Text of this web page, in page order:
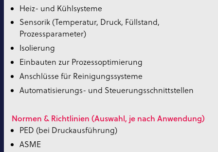
Heiz- und Kühlsysteme
Sensorik (Temperatur, Druck, Füllstand,
Prozessparameter)
Isolierung
Einbauten zur Prozessoptimierung
Anschlüsse für Reinigungssysteme
Automatisierungs- und Steuerungsschnittstellen
Normen & Richtlinien (Auswahl, je nach Anwendung)
PED (bei Druckausführung)
ASME